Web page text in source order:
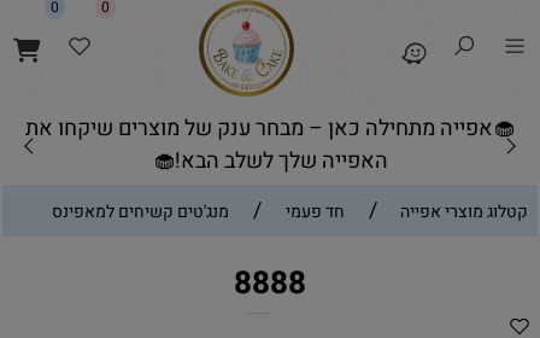
🧁אפייה מתחילה כאן – מבחר ענק של מוצרים שיקחו את
האפייה שלך לשלב הבא!🧁
0 0
קטלוג מוצרי אפייה / חד פעמי / מנג'טים קשיחים למאפינס
8888